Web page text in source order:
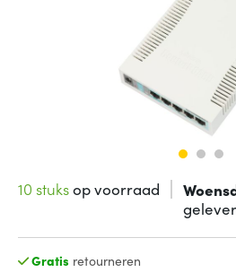
10 stuksop voorraad
Gratis retourneren